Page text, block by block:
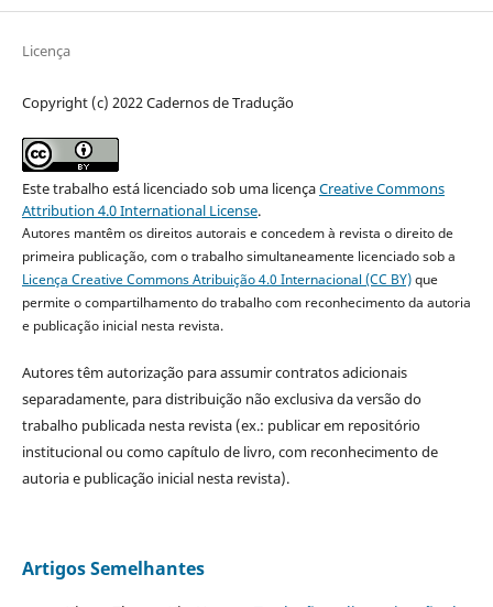
Licença
Copyright (c) 2022 Cadernos de Tradução
Este trabalho está licenciado sob uma licençaCreative Commons
Attribution 4.0 International License.
Autores mantêm os direitos autorais e concedem à revista o direito de
primeira publicação, com o trabalho simultaneamente licenciado sob a
Licença Creative Commons Atribuição 4.0 Internacional (CC BY)que
permite o compartilhamento do trabalho com reconhecimento da autoria
e publicação inicial nesta revista.
Autores têm autorização para assumir contratos adicionais
separadamente, para distribuição não exclusiva da versão do
trabalho publicada nesta revista (ex.: publicar em repositório
institucional ou como capítulo de livro, com reconhecimento de
autoria e publicação inicial nesta revista).
Artigos Semelhantes